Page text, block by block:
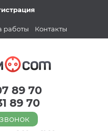
работы Контакты
89 70
89 70